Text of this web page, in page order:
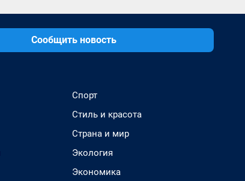
Сообщить новость
Спорт
Стиль и красота
Страна и мир
Экология
Экономика